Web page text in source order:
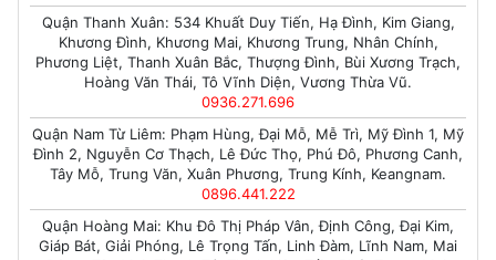
Quận Thanh Xuân: 534 Khuất Duy Tiến, Hạ Đình, Kim Giang,
Khương Đình, Khương Mai, Khương Trung, Nhân Chính,
Phương Liệt, Thanh Xuân Bắc, Thượng Đình, Bùi Xương Trạch,
Hoàng Văn Thái, Tô Vĩnh Diện, Vương Thừa Vũ.
0936.271.696
Quận Nam Từ Liêm: Phạm Hùng, Đại Mỗ, Mễ Trì, Mỹ Đình 1, Mỹ
Đình 2, Nguyễn Cơ Thạch, Lê Đức Thọ, Phú Đô, Phương Canh,
Tây Mỗ, Trung Văn, Xuân Phương, Trung Kính, Keangnam.
0896.441.222
Quận Hoàng Mai: Khu Đô Thị Pháp Vân, Định Công, Đại Kim,
Giáp Bát, Giải Phóng, Lê Trọng Tấn, Linh Đàm, Lĩnh Nam, Mai